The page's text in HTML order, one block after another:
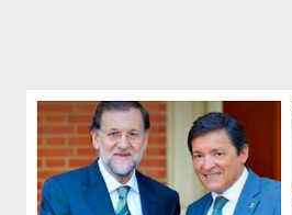
de ciudadanos, la mayoría de los
impuesto, sea por vocación o
un trabajo en su vida, decidieron salir
sagrada túnica de la “indignación